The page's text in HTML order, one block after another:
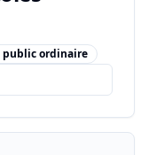
public ordinaire